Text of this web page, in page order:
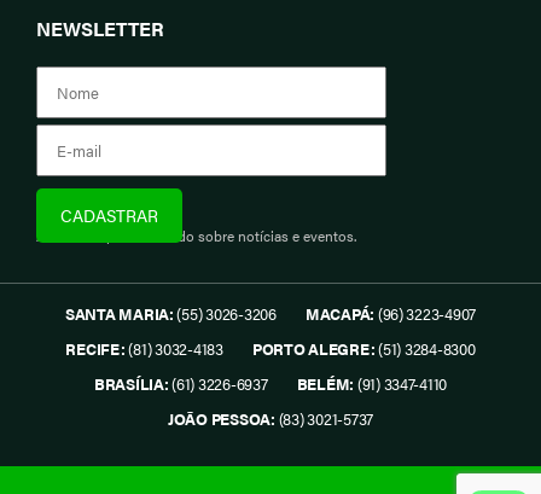
NEWSLETTER
Assine e fique informado sobre notícias e eventos.
SANTA MARIA:(55) 3026-3206 MACAPÁ: (96) 3223-4907
RECIFE:(81) 3032-4183 PORTO ALEGRE:(51) 3284-8300
BRASÍLIA:(61) 3226-6937 BELÉM: (91) 3347-4110
JOÃO PESSOA: (83) 3021-5737